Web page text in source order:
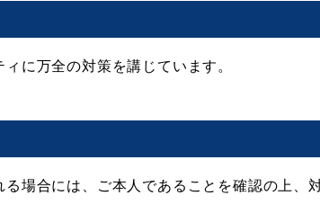
に万全の対策を講じています。
場合には、ご本人であることを確認の上、